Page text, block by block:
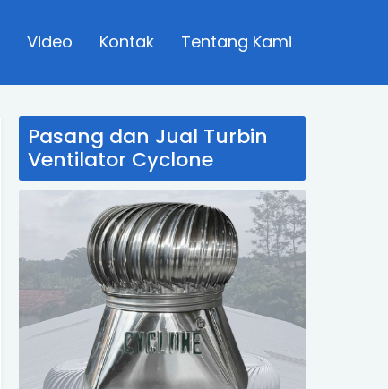
Video Kontak Tentang Kami
Pasang dan Jual Turbin
Ventilator Cyclone